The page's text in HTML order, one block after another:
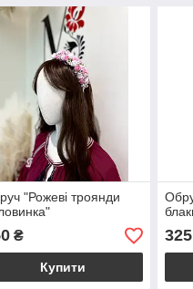
"Рожеві троянди
₴
Купити
325